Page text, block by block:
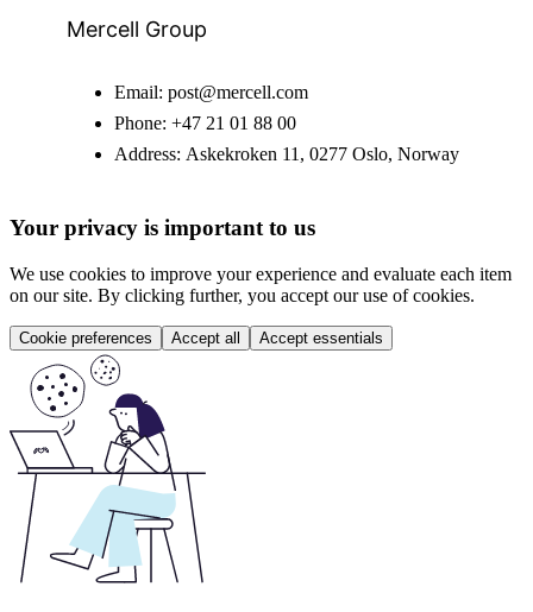
Mercell Group
Email: post@mercell.com
Phone: +47 21 01 88 00
Address: Askekroken 11, 0277 Oslo, Norway
Your privacy is important to us
We use cookies to improve your experience and evaluate each item
on our site. By clicking further, you accept our use of cookies.
Cookie preferences Accept all Accept essentials